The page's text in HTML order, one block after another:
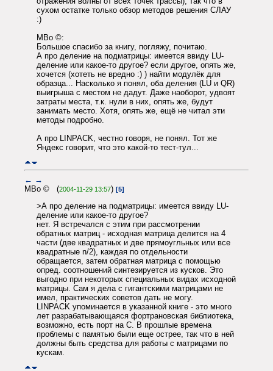
сухом остатке только обзор методов решения СЛАУ
:)
MBo ©:
Большое спасибо за книгу, погляжу, почитаю.
А про деление на подматрицы: имеется ввиду LU-
деление или какое-то другое? если другое, опять же,
хочется (хотеть не вредно :) ) найти модулёк для
образца... Насколько я понял, оба деления (LU и QR)
выигрыша с местом не дадут. Даже наоборот, удвоят
затраты места, т.к. нули в них, опять же, будут
занимать место. Хотя, опять же, ещё не читал эти
методы подробно.
А про LINPACK, честно говоря, не понял. Тот же
Яндекс говорит, что это какой-то тест-тул...
← →
MBo © (2004-11-29 13:57) [5]
>А про деление на подматрицы: имеется ввиду LU-
деление или какое-то другое?
нет. Я встречался с этим при рассмотрении
обратных матриц - исходная матрица делится на 4
части (две квадратных и две прямоугльных или все
квадратные n/2), каждая по отдельности
обращается, затем обратная матрица с помощью
опред. соотношений синтезируется из кусков. Это
выгодно при некоторых специальных видах исходной
матрицы. Сам я дела с гигантскими матрицами не
имел, практических советов дать не могу.
LINPACK упоминается в указанной книге - это много
лет разрабатывающаяся фортрановская библиотека,
возможно, есть порт на С. В прошлые времена
проблемы с памятью были еще острее, так что в ней
должны быть средства для работы с матрицами по
кускам.